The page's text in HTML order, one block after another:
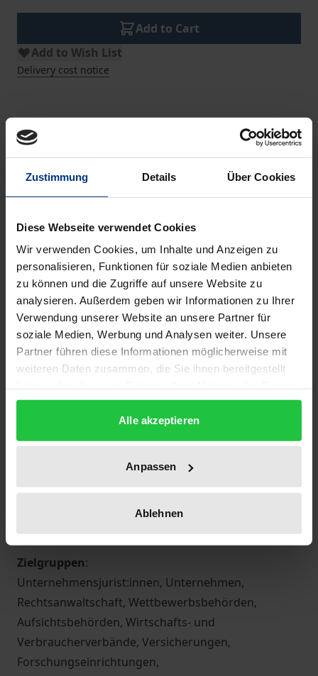
Zustimmung Details Über Cookies
Diese Webseite verwendet Cookies
Wir verwenden Cookies, um Inhalte und Anzeigen zu
personalisieren, Funktionen für soziale Medien anbieten
zu können und die Zugriffe auf unsere Website zu
analysieren. Außerdem geben wir Informationen zu Ihrer
Verwendung unserer Website an unsere Partner für
soziale Medien, Werbung und Analysen weiter. Unsere
Partner führen diese Informationen möglicherweise mit
weiteren Daten zusammen, die Sie ihnen bereitgestellt
gesammelt haben.
Alle akzeptieren
Anpassen
Ablehnen
Add to Cart
Add to Wish List
Delivery cost notice
Description
Die Textsammlung zum Digitalrecht umfasst die
und Datenschutzrecht, Wirtschaftsrecht,
eGovernment-Recht, eJustice-Recht, eCommerce-
Recht und IT-Sicherheitsrecht. Einführungen
erläutern kurz und prägnant die jeweiligen Themen.
Topaktuell
Enthalten sind bereits
• Digital Markets Act (DMA) mit einer Vielzahl neuer
• Digital Services Act (DSA), das „Grundgesetz für
Online-Dienste“ zum Umgang mit illegalen Inhalten
im Netz
• Data Governance Act (DGA), der Rechtsrahmen für
Zielgruppen:
Unternehmensjurist:innen, Unternehmen,
Rechtsanwaltschaft, Wettbewerbsbehörden,
Aufsichtsbehörden, Wirtschafts- und
Verbraucherverbände, Versicherungen,
Forschungseinrichtungen,